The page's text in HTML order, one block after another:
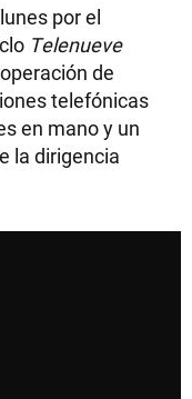
por el
Telenueve
de
telefónicas
en mano y un
la dirigencia